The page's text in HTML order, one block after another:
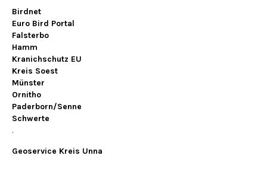
Birdnet
Euro Bird Portal
Falsterbo
Hamm
Kranichschutz EU
Kreis Soest
Münster
Ornitho
Paderborn/Senne
Schwerte
.
Geoservice Kreis Unna